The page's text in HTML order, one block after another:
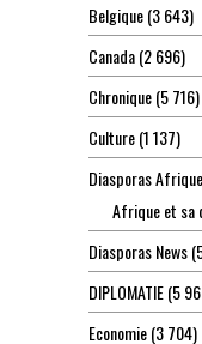
Belgique(3 643)
Canada(2 696)
Chronique(5 716)
Culture(1 137)
Diasporas Afrique
Afrique et sa
Diasporas News
DIPLOMATIE(5
Economie(3 704)